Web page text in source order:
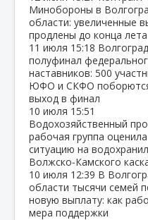
Минобороны в
области: увеличенные
продлены до конца лета
11 июля 15:18
полуфинал
наставников: 500
ЮФО и СКФО
выход в финал
10 июля 15:51
Водохозяйственный
рабочая группа оценила
ситуацию на
Волжско‑Камского
10 июля 12:39 В
области тысячи семей
новую выплату: как
мера поддержки